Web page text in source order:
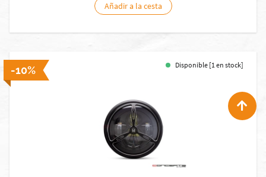
Añadir a la cesta
-10% Disponible [1 en stock]